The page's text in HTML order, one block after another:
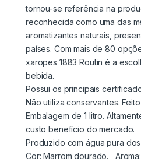
tornou-se referência na
reconhecida como uma das
aromatizantes naturais,
países. Com mais de 80
xaropes 1883 Routin é a
bebida.
Possui os principais
Não utiliza conservantes.
Embalagem de 1 litro.
custo benefício do mercado.
Produzido com água pura
Cor: Marrom dourado.